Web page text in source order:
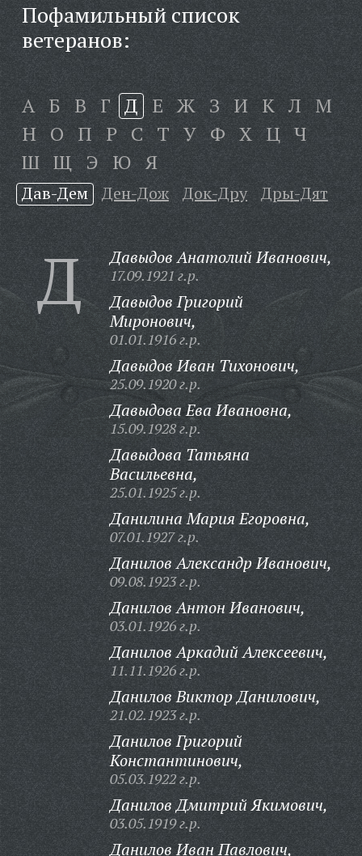
Пофамильный список
ветеранов:
А Б В Г Д Е Ж З И К Л М
Н О П Р С Т У Ф Х Ц Ч
Ш Щ Э Ю Я
Дав-Дем Ден-Дож Док-Дру Дры-Дят
Д Давыдов Анатолий Иванович,
17.09.1921 г.р.
Давыдов Григорий
Миронович,
01.01.1916 г.р.
Давыдов Иван Тихонович,
25.09.1920 г.р.
Давыдова Ева Ивановна,
15.09.1928 г.р.
Давыдова Татьяна
Васильевна,
25.01.1925 г.р.
Данилина Мария Егоровна,
07.01.1927 г.р.
Данилов Александр Иванович,
09.08.1923 г.р.
Данилов Антон Иванович,
03.01.1926 г.р.
Данилов Аркадий Алексеевич,
11.11.1926 г.р.
Данилов Виктор Данилович,
21.02.1923 г.р.
Данилов Григорий
Константинович,
05.03.1922 г.р.
Данилов Дмитрий Якимович,
03.05.1919 г.р.
Данилов Иван Павлович,